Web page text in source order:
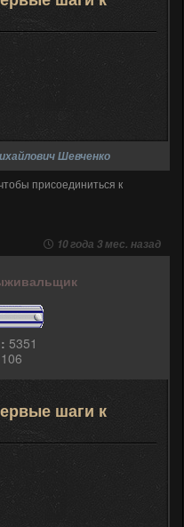
Шевченко
присоединиться к
10 года 3 мес. назад
5351
106
шаги к